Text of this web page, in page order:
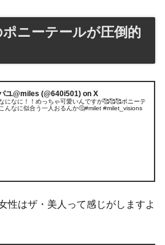
ニーテールが圧倒的
ユ@miles (@640i501) on X
になに！！めっちゃ可愛いんですが🥰🥰🥰ポニーテ
んなに似合う一人おるんか🤔#milet #milet_visions
性はザ・美人って感じがしますよ